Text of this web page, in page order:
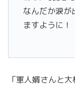
なんだか涙が
ますように！
「軍人婿さんと